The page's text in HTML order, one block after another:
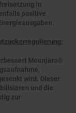
in
positive
Mounjaro®
wird. Dieser
und die
zur